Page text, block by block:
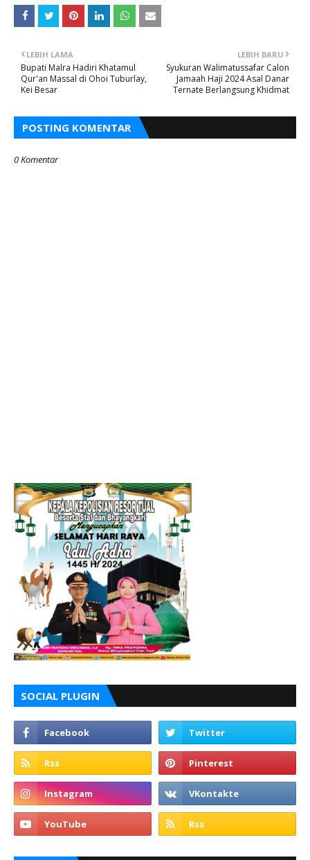
LEBIH BARU
Syukuran Walimatussafar Calon
Jamaah Haji 2024 Asal Danar
Ternate Berlangsung Khidmat
LEBIH LAMA
Bupati Malra Hadiri Khatamul
Qur'an Massal di Ohoi Tuburlay,
Kei Besar
POSTING KOMENTAR
0 Komentar
SOCIAL PLUGIN